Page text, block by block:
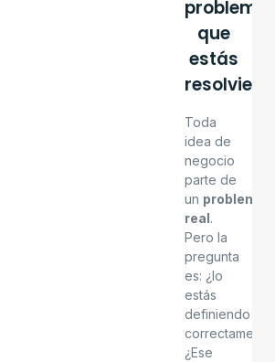
problema
que
estás
resolviendo
Toda
idea de
negocio
parte de
un problema
real.
Pero la
pregunta
es: ¿lo
estás
definiendo
correctamente?
¿Ese